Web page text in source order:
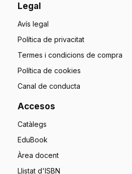
Legal
Avís legal
Política de privacitat
Termes i condicions de compra
Política de cookies
Canal de conducta
Accesos
Catàlegs
EduBook
Àrea docent
Llistat d'ISBN